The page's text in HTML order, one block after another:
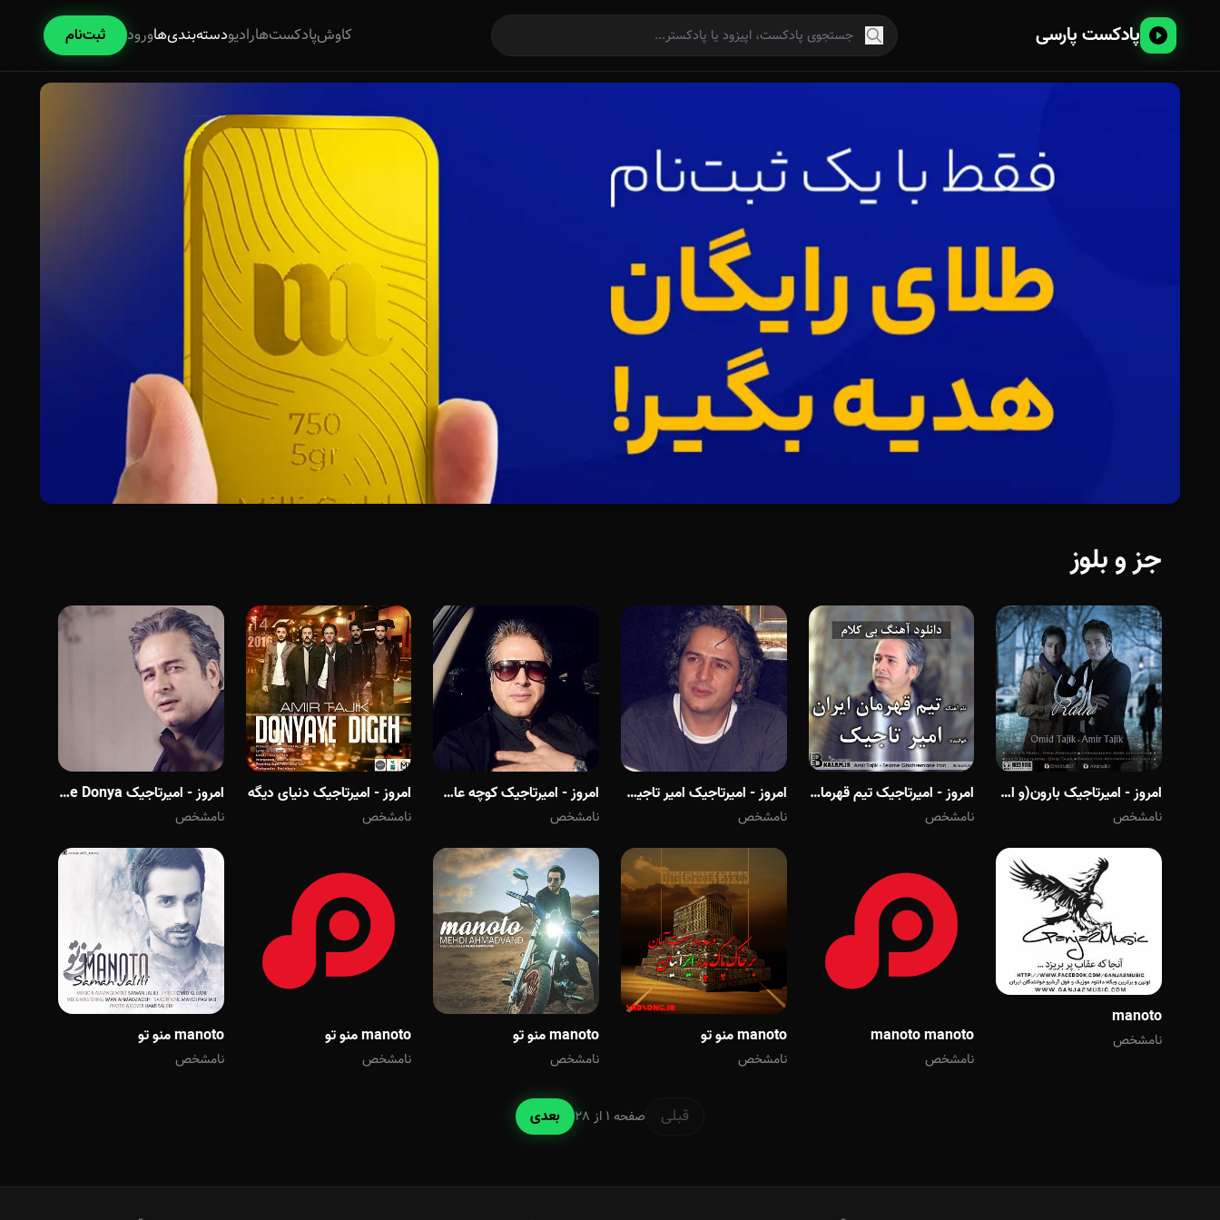
پادکست پارسی کاوشپادکست‌هارادیودسته‌بندی‌هاورود ثبت‌نام
جز و بلوز
امروز - امیرتاجیک بارون(و امید تاجیک)
نامشخص
امروز - امیرتاجیک تیم قهرمان ایران
نامشخص
امروز - امیرتاجیک امیر تاجیک خواب عاشقانه
نامشخص
امروز - امیرتاجیک کوچه عاشقی
نامشخص
امروز - امیرتاجیک دنیای دیگه
نامشخص
امروز - امیرتاجیک Download New Music Amir Tajik Beheshte Donya
نامشخص
manoto
نامشخص manoto manoto
نامشخص
manoto منو تو
نامشخص
manoto منو تو
نامشخص
manoto منو تو
نامشخص
manoto منو تو
نامشخص
قبلی صفحه 1 از 28 بعدی